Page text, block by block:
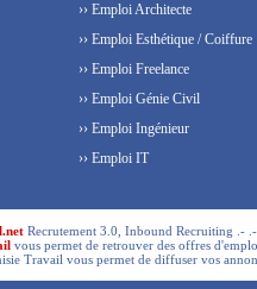
›› Emploi Architecte
›› Emploi Esthétique / Coiffure
›› Emploi Freelance
›› Emploi Génie Civil
›› Emploi Ingénieur
›› Emploi IT
Recrutement 3.0, Inbound Recruiting .-
vous permet de retrouver des offres
Travail vous permet de diffuser vos